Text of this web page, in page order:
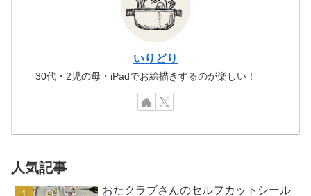
いりどり
30代・2児の母・iPadでお絵描きするのが楽しい！
人気記事
おたクラブさんのセルフカットシール